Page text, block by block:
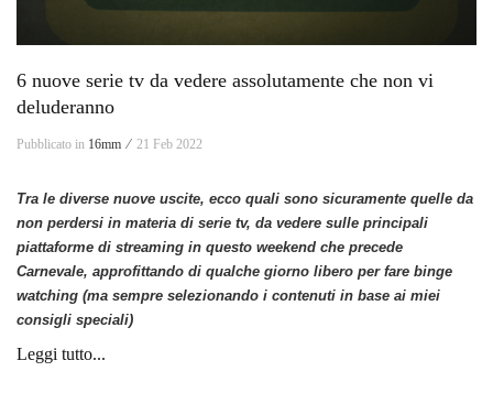
6 nuove serie tv da vedere assolutamente che non vi
deluderanno
Pubblicato in 16mm ⁄ 21 Feb 2022
Tra le diverse nuove uscite, ecco quali sono sicuramente quelle da
non perdersi in materia di serie tv, da vedere sulle principali
piattaforme di streaming in questo weekend che precede
Carnevale, approfittando di qualche giorno libero per fare binge
watching (ma sempre selezionando i contenuti in base ai miei
consigli speciali)
Leggi tutto...